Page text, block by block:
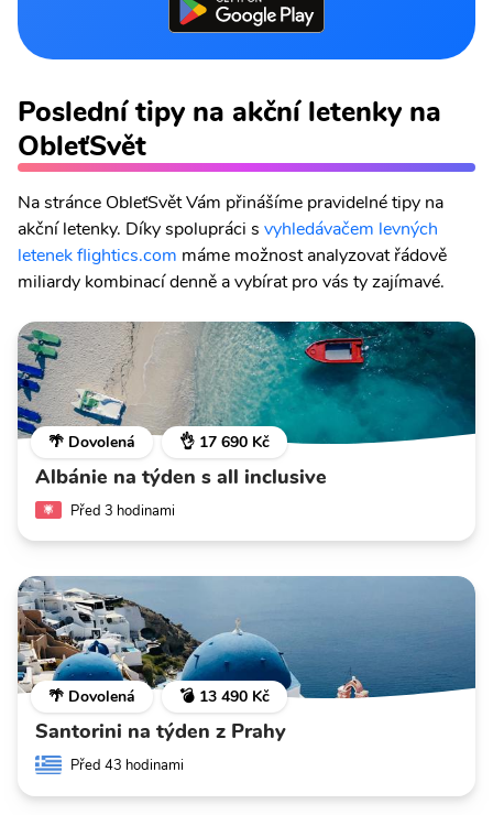
Poslední tipy na akční letenky na
ObleťSvět
Na stránce ObleťSvět Vám přinášíme pravidelné tipy na
akční letenky. Díky spolupráci s vyhledávačem levných
letenek flightics.com máme možnost analyzovat řádově
miliardy kombinací denně a vybírat pro vás ty zajímavé.
🌴 Dovolená 👌 17 690 Kč
Albánie na týden s all inclusive
Před 3 hodinami
🌴 Dovolená 💣 13 490 Kč
Santorini na týden z Prahy
Před 43 hodinami